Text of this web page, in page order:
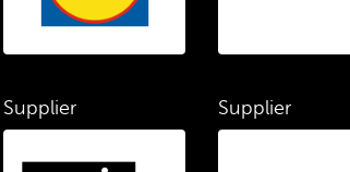
Supplier Supplier